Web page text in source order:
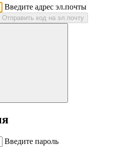
Введите адрес эл.почты
Отправить код на эл.почту
Введите пароль